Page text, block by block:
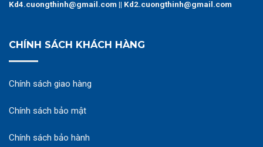
Kd4.cuongthinh@gmail.com || Kd2.cuongthinh@gmail.com
CHÍNH SÁCH KHÁCH HÀNG
Chính sách giao hàng
Chính sách bảo mật
Chính sách bảo hành